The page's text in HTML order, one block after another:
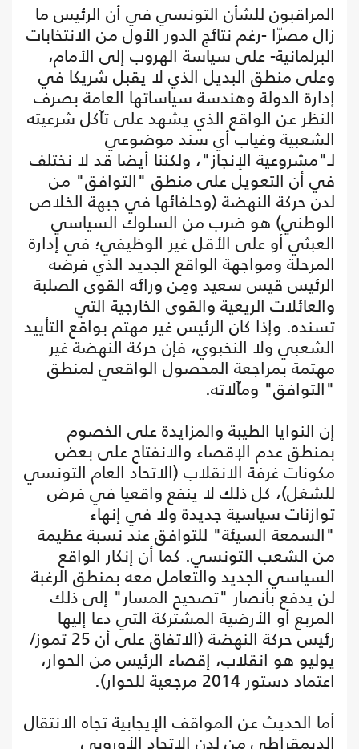
المراقبون للشأن التونسي في أن الرئيس ما
زال مصرّا -رغم نتائج الدور الأول من الانتخابات
البرلمانية- على سياسة الهروب إلى الأمام،
وعلى منطق البديل الذي لا يقبل شريكا في
إدارة الدولة وهندسة سياساتها العامة بصرف
النظر عن الواقع الذي يشهد على تآكل شرعيته
الشعبية وغياب أي سند موضوعي
لـ"مشروعية الإنجاز"، ولكننا أيضا قد لا نختلف
في أن التعويل على منطق "التوافق" من
لدن حركة النهضة (وحلفائها في جبهة الخلاص
الوطني) هو ضرب من السلوك السياسي
العبثي أو على الأقل غير الوظيفي؛ في إدارة
المرحلة ومواجهة الواقع الجديد الذي فرضه
الرئيس قيس سعيد ومِن ورائه القوى الصلبة
والعائلات الريعية والقوى الخارجية التي
تسنده. وإذا كان الرئيس غير مهتم بواقع التأييد
الشعبي ولا النخبوي، فإن حركة النهضة غير
مهتمة بمراجعة المحصول الواقعي لمنطق
"التوافق" ومآلاته.
إن النوايا الطيبة والمزايدة على الخصوم
بمنطق عدم الإقصاء والانفتاح على بعض
مكونات غرفة الانقلاب (الاتحاد العام التونسي
للشغل)، كل ذلك لا ينفع واقعيا في فرض
توازنات سياسية جديدة ولا في إنهاء
"السمعة السيئة" للتوافق عند نسبة عظيمة
من الشعب التونسي. كما أن إنكار الواقع
السياسي الجديد والتعامل معه بمنطق الرغبة
لن يدفع بأنصار "تصحيح المسار" إلى ذلك
المربع أو الأرضية المشتركة التي دعا إليها
رئيس حركة النهضة (الاتفاق على أن 25 تموز/
يوليو هو انقلاب، إقصاء الرئيس من الحوار،
اعتماد دستور 2014 مرجعية للحوار).
أما الحديث عن المواقف الإيجابية تجاه الانتقال
الديمقراطي من لدن الاتحاد الأوروبي